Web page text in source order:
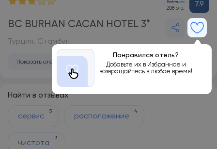
208 отз. 7.9
BC BURHAN CACAN HOTEL 3*
Понравился отель?
Добавьте их в Избранное и
возвращайтесь в любое время!
Турция, Стамбул
Показать отель на карте
Найти в отзывах
сервис
5
расположение
4
чистота
3